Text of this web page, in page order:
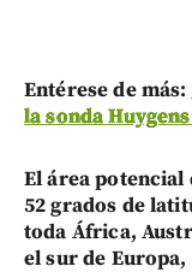
Entérese de más:
la sonda
El área potencial
52 grados de
toda África,
el sur de Europa,